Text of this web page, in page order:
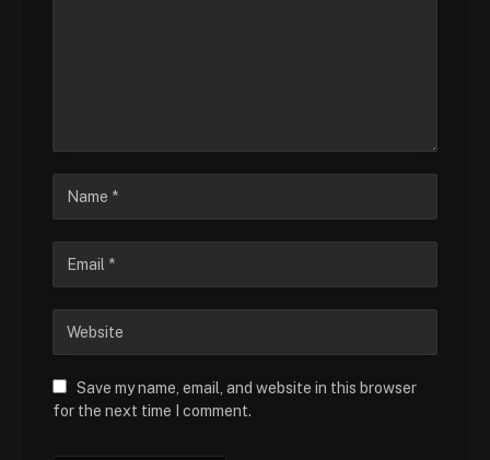
Save my name, email, and website in this browser
for the next time I comment.